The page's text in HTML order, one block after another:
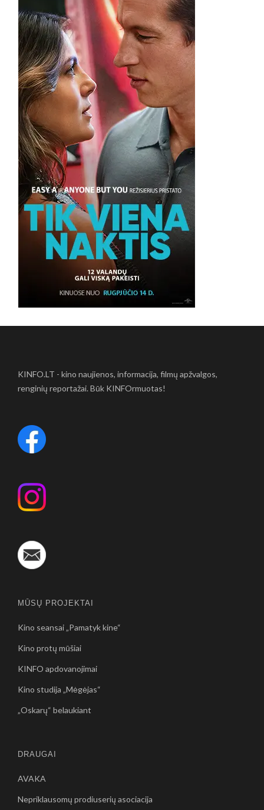
KINFO.LT - kino naujienos, informacija, filmų apžvalgos,
renginių reportažai. Būk KINFOrmuotas!
MŪSŲ PROJEKTAI
Kino seansai „Pamatyk kine“
Kino protų mūšiai
KINFO apdovanojimai
Kino studija „Mėgėjas“
„Oskarų“ belaukiant
DRAUGAI
AVAKA
Nepriklausomų prodiuserių asociacija